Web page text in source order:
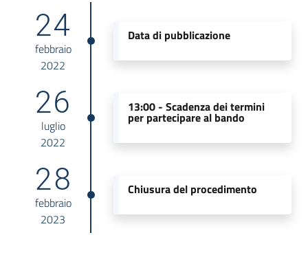
24
febbraio
2022
Data di pubblicazione
26
luglio
2022
13:00 - Scadenza dei termini
per partecipare al bando
28
febbraio
2023
Chiusura del procedimento